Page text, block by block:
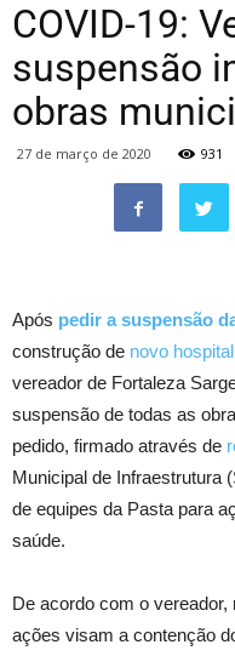
COVID-19:
suspensão
obras
27 de março de 2020 931
Após pedir a suspensão
construção de novo
vereador de Fortaleza
suspensão de todas as
pedido, firmado através de
Municipal de Infraestrutura
de equipes da Pasta para
saúde.
De acordo com o
ações visam a contenção